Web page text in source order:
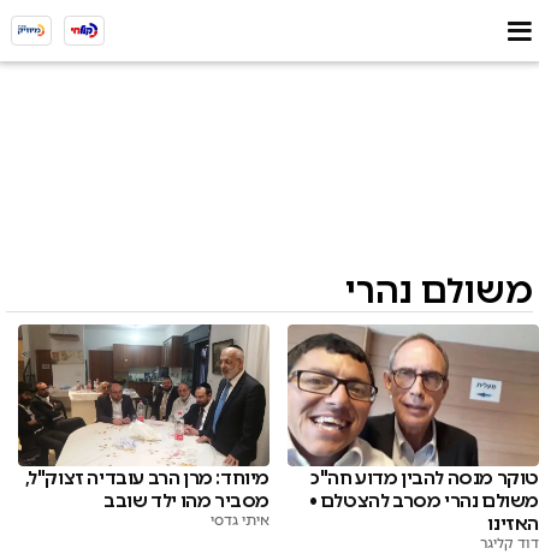
משולם נהרי
טוקר מנסה להבין מדוע חה"כ
משולם נהרי מסרב להצטלם •
האזינו
דוד קליגר
מיוחד: מרן הרב עובדיה זצוק"ל,
מסביר מהו ילד שובב
איתי גדסי